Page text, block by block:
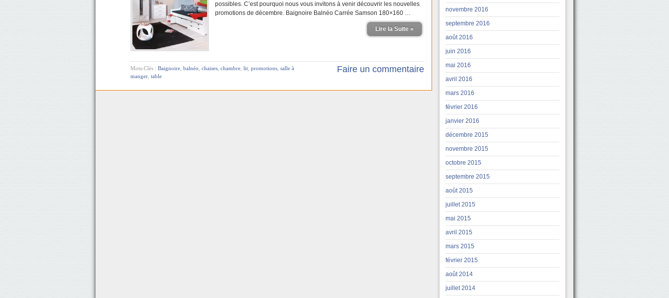
possibles. C’est pourquoi nous vous invitons à venir découvrir les nouvelles
promotions de décembre. Baignoire Balnéo Carrée Samson 180×160 …
Lire la Suite »
Mots-Clés : Baignoire balnéo chaises chambre lit promotions salle à
manger table
Faire un commentaire
novembre 2016
septembre 2016
août 2016
juin 2016
mai 2016
avril 2016
mars 2016
février 2016
janvier 2016
décembre 2015
novembre 2015
octobre 2015
septembre 2015
août 2015
juillet 2015
mai 2015
avril 2015
mars 2015
février 2015
août 2014
juillet 2014